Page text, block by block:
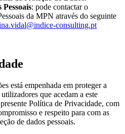
: pode contactar o
da MPN através do seguinte
consulting.pt
está empenhada em proteger a
que acedam a este
Política de Privacidade, com
e respeito para com as
de dados pessoais.